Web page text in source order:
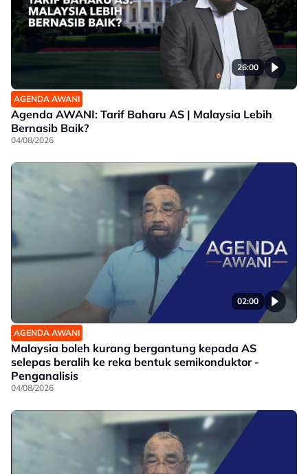
26:00
AGENDA AWANI
Agenda AWANI: Tarif Baharu AS | Malaysia Lebih
Bernasib Baik?
04/08/2026
02:00
AGENDA AWANI
Malaysia boleh kurang bergantung kepada AS
selepas beralih ke reka bentuk semikonduktor -
Penganalisis
04/08/2026